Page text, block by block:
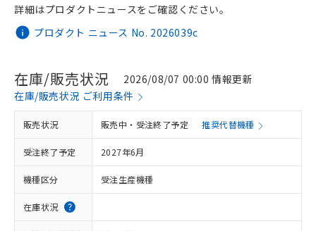
プロダクト ニュース No. 2026039c
詳細はプロダクトニュースをご確認ください。
在庫/販売状況
2026/08/07 00:00 情報更新
在庫/販売状況 ご利用条件
販売状況 販売中・受注終了予定 推奨代替機種
受注終了予定 2027年6月
機種区分 受注生産機種
在庫状況